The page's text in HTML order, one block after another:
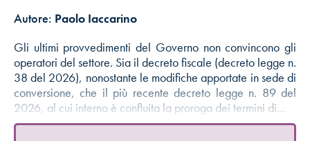
Autore: Paolo Iaccarino
Gli ultimi provvedimenti del Governo non convincono gli
operatori del settore. Sia il decreto fiscale (decreto legge n.
38 del 2026), nonostante le modifiche apportate in sede di
conversione, che il più recente decreto legge n. 89 del
2026, al cui interno è confluita la proroga dei termini di…